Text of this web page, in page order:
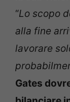
“Lo scopo
alla fine
lavorare
Gates